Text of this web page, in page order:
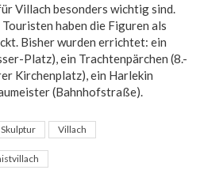
Villach besonders wichtig sind.
haben die Figuren als
Bisher wurden errichtet: ein
Platz), ein Trachtenpär­chen (8.-
Kirchenplatz), ein Harlekin
(Bahnhofstraße).
Skulptur Villach